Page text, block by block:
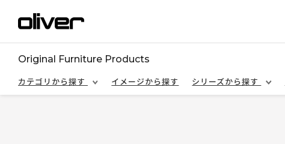
Original Furniture Products
カテゴリから探す
イメージから探す シリーズから探す